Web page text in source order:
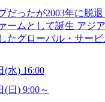
※通常の選考フロー
ジタルイノベーショ
、そして適性や志向性
系の領域において、大
援を行います。 直近
トへ。会社に入って
プラダ：ラグジュアリ
case-studies/song/
2020」でマーケ＆営
media/
安ネット」を構築。
だったが2003年に脱
ームとして誕生 アジ
たグローバル・サー
を通じて社会や産業の
イアント変革の確実
の戦略的資本提携も
(水) 16:00
(日) 9:00～